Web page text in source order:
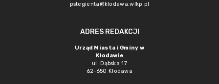
pstegienta@klodawa.wlkp.pl
ADRES REDAKCJI
Urząd Miasta i Gminy w
Kłodawie
ul. Dąbska 17
62-650 Kłodawa